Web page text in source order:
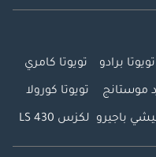
تويوتا برادو تويوتا كامري
موستانج تويوتا كورولا
باجيرو لكزس LS 430